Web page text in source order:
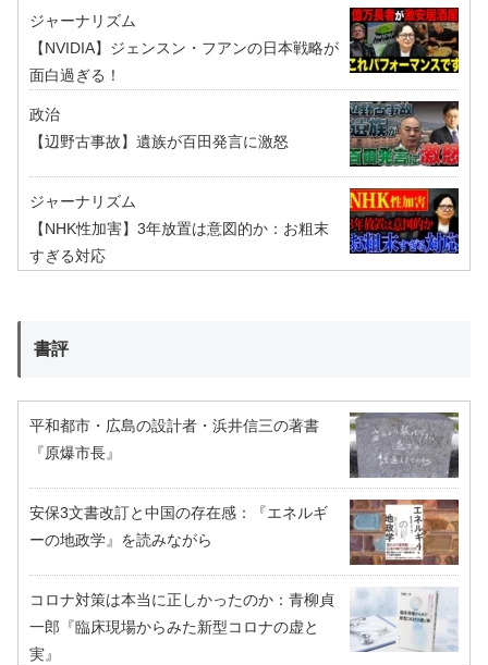
ジャーナリズム
【NVIDIA】ジェンスン・フアンの日本戦略が
面白過ぎる！
政治
【辺野古事故】遺族が百田発言に激怒
ジャーナリズム
【NHK性加害】3年放置は意図的か：お粗末
すぎる対応
書評
平和都市・広島の設計者・浜井信三の著書
『原爆市長』
安保3文書改訂と中国の存在感：『エネルギ
ーの地政学』を読みながら
コロナ対策は本当に正しかったのか：青柳貞
一郎『臨床現場からみた新型コロナの虚と
実』